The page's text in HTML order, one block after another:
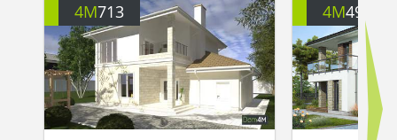
4M713 4M499